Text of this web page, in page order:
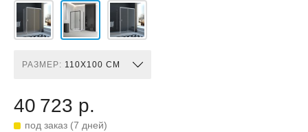
РАЗМЕР: 110X100 СМ
40 723 р.
под заказ (7 дней)